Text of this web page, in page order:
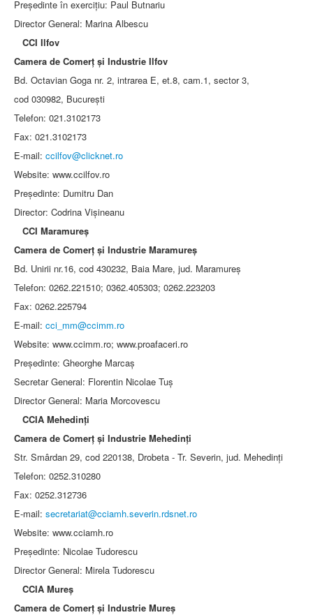
Preşedinte în exerciţiu: Paul Butnariu
Director General: Marina Albescu
CCI Ilfov
Camera de Comerţ şi Industrie Ilfov
Bd. Octavian Goga nr. 2, intrarea E, et.8, cam.1, sector 3,
cod 030982, Bucureşti
Telefon: 021.3102173
Fax: 021.3102173
E-mail: ccilfov@clicknet.ro
Website: www.ccilfov.ro
Preşedinte: Dumitru Dan
Director: Codrina Vişineanu
CCI Maramureş
Camera de Comerţ şi Industrie Maramureş
Bd. Unirii nr.16, cod 430232, Baia Mare, jud. Maramureş
Telefon: 0262.221510; 0362.405303; 0262.223203
Fax: 0262.225794
E-mail: cci_mm@ccimm.ro
Website: www.ccimm.ro; www.proafaceri.ro
Preşedinte: Gheorghe Marcaş
Secretar General: Florentin Nicolae Tuş
Director General: Maria Morcovescu
CCIA Mehedinţi
Camera de Comerţ şi Industrie Mehedinţi
Str. Smârdan 29, cod 220138, Drobeta - Tr. Severin, jud. Mehedinţi
Telefon: 0252.310280
Fax: 0252.312736
E-mail: secretariat@cciamh.severin.rdsnet.ro
Website: www.cciamh.ro
Preşedinte: Nicolae Tudorescu
Director General: Mirela Tudorescu
CCIA Mureş
Camera de Comerţ şi Industrie Mureş